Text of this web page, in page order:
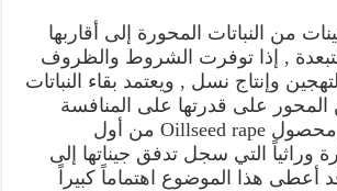
من النباتات المحورة إلى أقاربها
, إذا توفرت الشروط والظروف
وإنتاج نسل , ويعتمد بقاء النباتات
المحور على قدرتها على المنافسة
والتأقلم . ويعتبر محصول Oillseed rape من أول
وراثياً التي سجل تدفق جيناتها إلى
أعطى هذا الموضوع اهتماماً كبيراً